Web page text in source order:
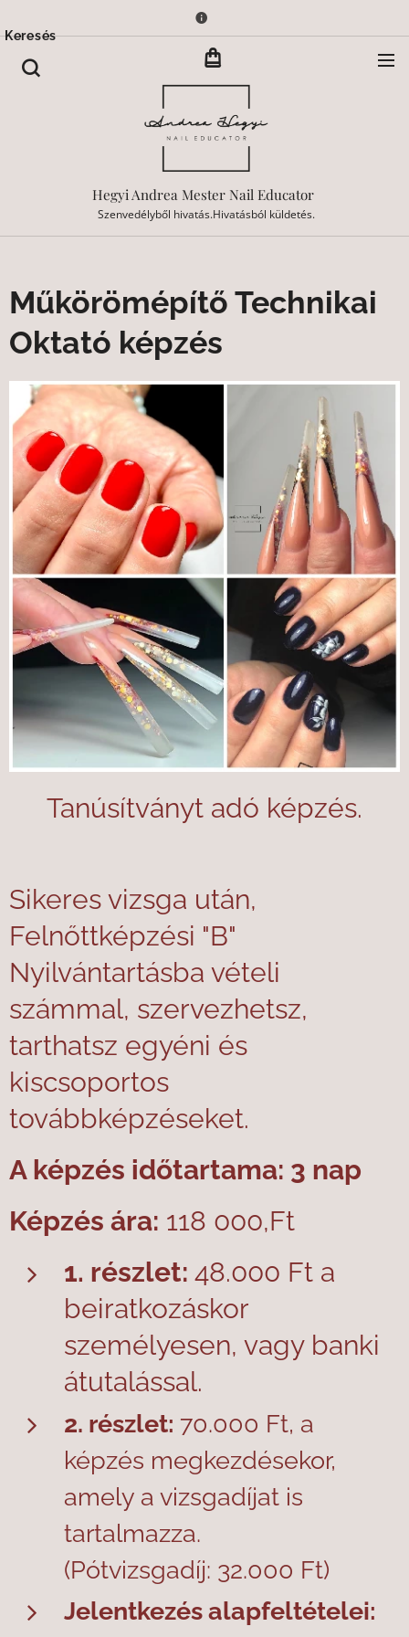
Hegyi Andrea Mester Nail Educator
Szenvedélyből hivatás.Hivatásból küldetés.
Keresés
Műkörömépítő Technikai
Oktató képzés
Tanúsítványt adó képzés.
Sikeres vizsga után,
Felnőttképzési "B"
Nyilvántartásba vételi
számmal, szervezhetsz,
tarthatsz egyéni és
kiscsoportos
továbbképzéseket.
A képzés időtartama: 3 nap
Képzés ára: 118 000,Ft
1. részlet: 48.000 Ft a
beiratkozáskor
személyesen, vagy banki
átutalással.
2. részlet: 70.000 Ft, a
képzés megkezdésekor,
amely a vizsgadíjat is
tartalmazza.
(Pótvizsgadíj: 32.000 Ft)
Jelentkezés alapfeltételei: